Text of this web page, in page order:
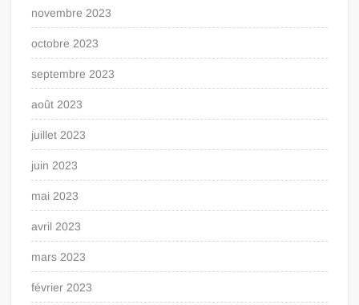
novembre 2023
octobre 2023
septembre 2023
août 2023
juillet 2023
juin 2023
mai 2023
avril 2023
mars 2023
février 2023